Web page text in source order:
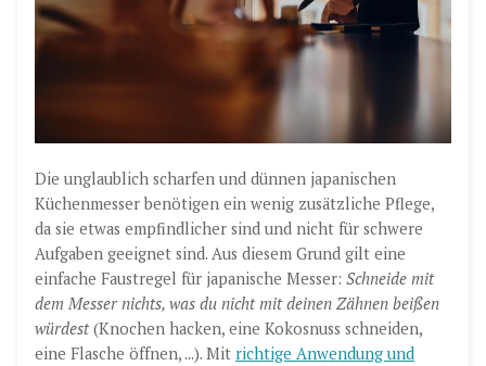
Die unglaublich scharfen und dünnen japanischen
Küchenmesser benötigen ein wenig zusätzliche Pflege,
da sie etwas empfindlicher sind und nicht für schwere
Aufgaben geeignet sind. Aus diesem Grund gilt eine
einfache Faustregel für japanische Messer: Schneide mit
dem Messer nichts, was du nicht mit deinen Zähnen beißen
würdest(Knochen hacken, eine Kokosnuss schneiden,
eine Flasche öffnen, ...). Mit richtige Anwendung und